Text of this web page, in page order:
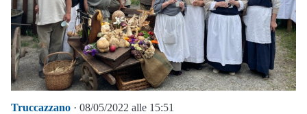
Truccazzano · 08/05/2022 alle 15:51